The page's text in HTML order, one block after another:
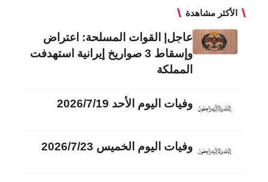
الأكثر مشاهدة
عاجل| القوات المسلحة: اعتراض
وإسقاط 3 صواريخ إيرانية استهدفت
المملكة
وفيات اليوم الأحد 2026/7/19
وفيات اليوم الخميس 2026/7/23